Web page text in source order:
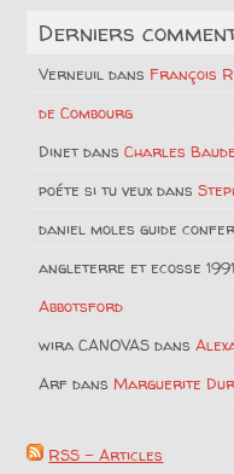
Derniers
Verneuil dans François
de Combourg
DinetdansCharles
poéte si tu veux dans
daniel moles guide
angleterre et ecosse 1991
Abbotsford
wira CANOVAS dans
Arf dansMarguerite
RSS - Articles